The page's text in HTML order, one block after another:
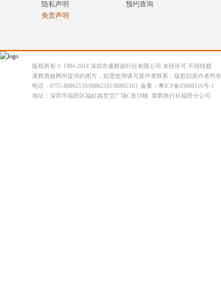
隐私声明
免责声明
预约查询
版权所有 © 1984-2014 深圳市康辉旅行社有限公司 未经许可 不得转载
康辉惠旅网所提供的图片，如需使用请与原作者联系，版权归原作者所
电话：0755-88862139/88862161/88862163 备案：粤ICP备05088116号-1
地址：深圳市福田区福虹路世贸广场C座18楼 康辉旅行社福田分公司